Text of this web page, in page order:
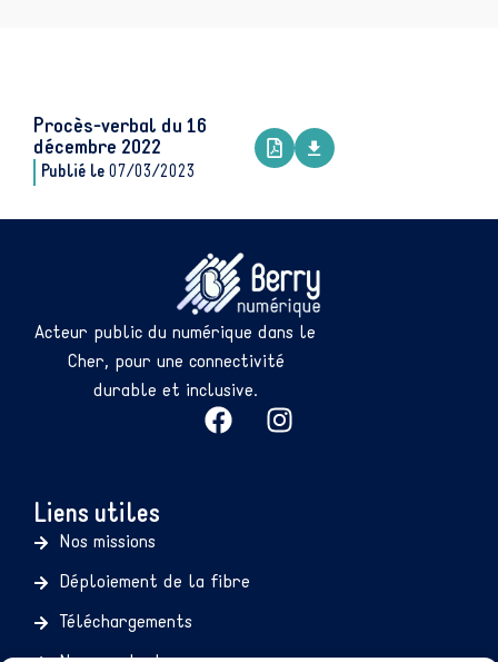
Procès-verbal du 16
décembre 2022
Publié le 07/03/2023
Acteur public du numérique dans le
Cher, pour une connectivité
durable et inclusive.
Liens utiles
Nos missions
Déploiement de la fibre
Téléchargements